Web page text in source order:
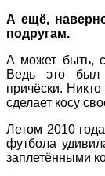
А ещё,
подругам.
А может быть,
Ведь это был
причёски.
сделает косу
Летом 2010
футбола
заплетёнными